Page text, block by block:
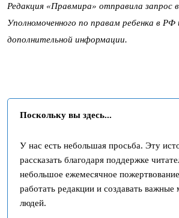
Редакция «Правмира» отправила запрос
Уполномоченного по правам ребенка в
дополнительной информации.
Поскольку вы здесь...
У нас есть небольшая просьба. Эту
рассказать благодаря поддержке
небольшое ежемесячное
работать редакции и создавать важные
людей.